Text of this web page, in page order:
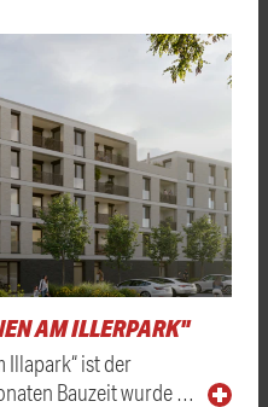
AM ILLERPARK"
Illapark“ ist der
Bauzeit wurde …